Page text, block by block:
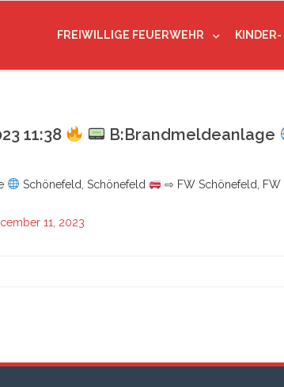
FREIWILLIGE FEUERWEHR
11:38 B:Brandmeldeanlage
Schönefeld, Schönefeld ⇨ FW Schönefeld, FW
11, 2023